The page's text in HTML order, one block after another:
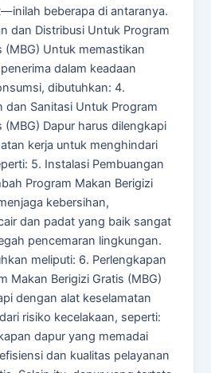
beberapa di antaranya.
dan Distribusi Untuk Program
(MBG) Untuk memastikan
dalam keadaan
dibutuhkan: 4.
dan Sanitasi Untuk Program
(MBG) Dapur harus dilengkapi
kerja untuk menghindari
5. Instalasi Pembuangan
Program Makan Berigizi
kebersihan,
dan padat yang baik sangat
pencemaran lingkungan.
meliputi: 6. Perlengkapan
Makan Berigizi Gratis (MBG)
dengan alat keselamatan
risiko kecelakaan, seperti:
dapur yang memadai
dan kualitas pelayanan